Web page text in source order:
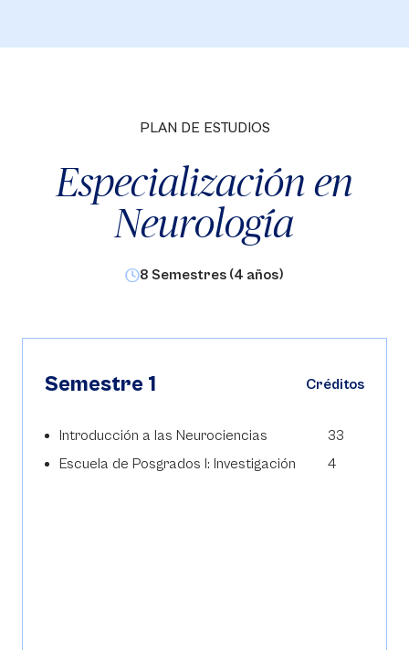
PLAN DE ESTUDIOS
Especialización en
Neurología
8 Semestres (4 años)
Semestre 1 Créditos
Introducción a las Neurociencias
33
Escuela de Posgrados I: Investigación
4